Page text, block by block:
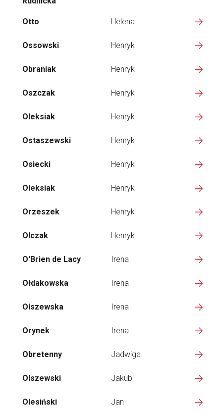
Otto Helena
Ossowski Henryk
Obraniak Henryk
Oszczak Henryk
Oleksiak Henryk
Ostaszewski Henryk
Osiecki Henryk
Oleksiak Henryk
Orzeszek Henryk
Olczak Henryk
O'Brien de Lacy Irena
Ołdakowska Irena
Olszewska Irena
Orynek Irena
Obretenny Jadwiga
Olszewski Jakub
Olesiński Jan